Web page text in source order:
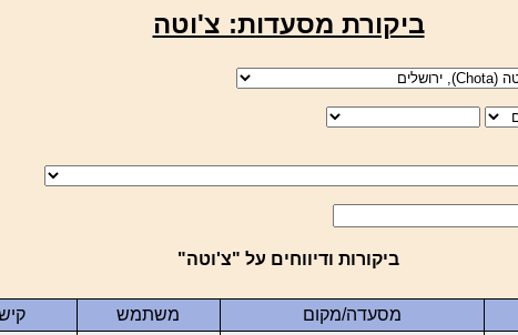
ביקורת מסעדות: צ'וטה
ביקורות ודיווחים על "צ'וטה"
מסעדה/מקום משתמש